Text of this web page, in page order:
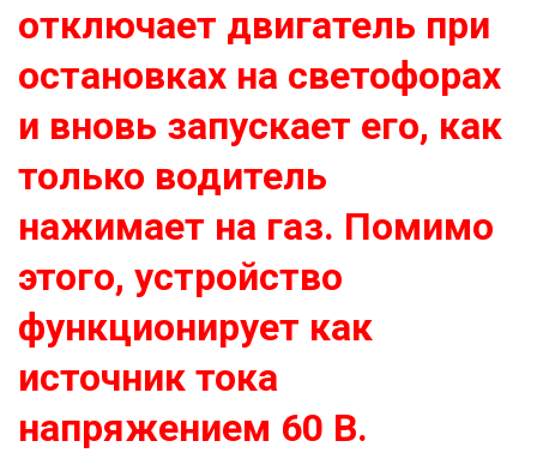
отключает двигатель при
остановках на светофорах
и вновь запускает его, как
только водитель
нажимает на газ. Помимо
этого, устройство
функционирует как
источник тока
напряжением 60 В.